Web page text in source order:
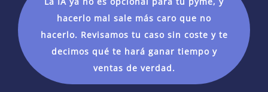
hacerlo mal sale más caro que no
hacerlo. Revisamos tu caso sin coste y te
decimos qué te hará ganar tiempo y
ventas de verdad.